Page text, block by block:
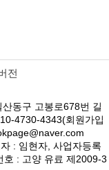
전
동구 고봉로678번 길
4730-4343(회원가입
: 임현자, 사업자등록
: 고양 유료 제2009-3